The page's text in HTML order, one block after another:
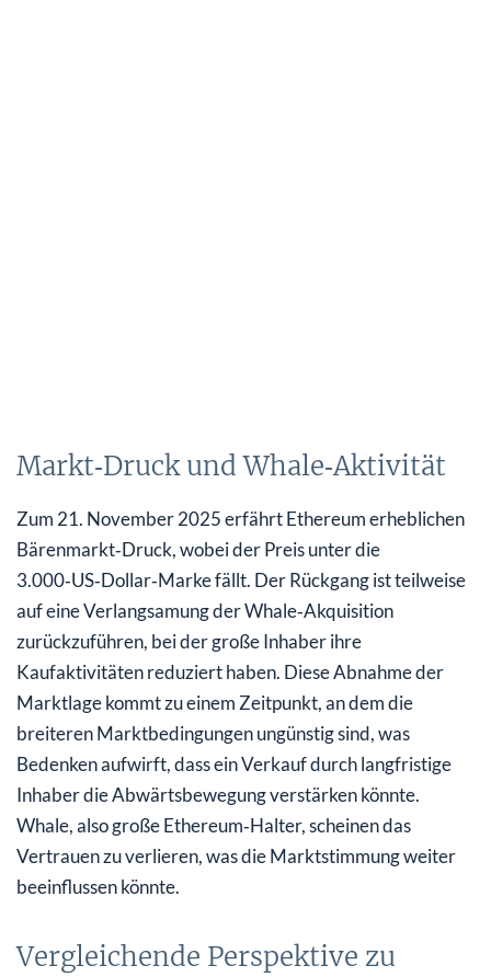
Markt‑Druck und Whale‑Aktivität
Zum 21. November 2025 erfährt Ethereum erheblichen
Bärenmarkt‑Druck, wobei der Preis unter die
3.000‑US‑Dollar‑Marke fällt. Der Rückgang ist teilweise
auf eine Verlangsamung der Whale‑Akquisition
zurückzuführen, bei der große Inhaber ihre
Kaufaktivitäten reduziert haben. Diese Abnahme der
Marktlage kommt zu einem Zeitpunkt, an dem die
breiteren Marktbedingungen ungünstig sind, was
Bedenken aufwirft, dass ein Verkauf durch langfristige
Inhaber die Abwärtsbewegung verstärken könnte.
Whale, also große Ethereum‑Halter, scheinen das
Vertrauen zu verlieren, was die Marktstimmung weiter
beeinflussen könnte.
Vergleichende Perspektive zu